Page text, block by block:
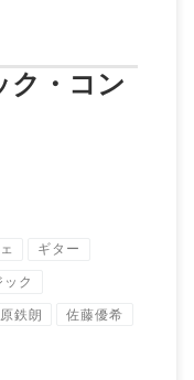
ク・コン
ギター
ク
鉄朗 佐藤優希